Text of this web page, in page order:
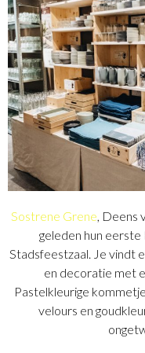
Sostrene Grene, Deens
geleden hun eerste
Stadsfeestzaal. Je vindt
en decoratie met
Pastelkleurige
velours en